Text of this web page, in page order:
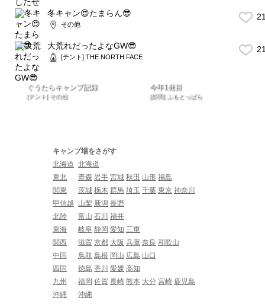
冬キャン😍たまらん😎
その他
大荒れだったよなGW😎
[テント] THE NORTH FACE
ぐうたらキャンプ記録
[テント] その他
今年1発目
[静岡] ふもとっぱら
キャンプ場をさがす
北海道 北海道
東北
青森 岩手 宮城 秋田 山形 福島
関東
茨城 栃木 群馬 埼玉 千葉 東京 神奈川
甲信越
山梨 新潟 長野
北陸
富山 石川 福井
東海
岐阜 静岡 愛知 三重
関西
滋賀 京都 大阪 兵庫 奈良 和歌山
中国
鳥取 島根 岡山 広島 山口
四国
徳島 香川 愛媛 高知
九州
福岡 佐賀 長崎 熊本 大分 宮崎 鹿児島
沖縄
沖縄